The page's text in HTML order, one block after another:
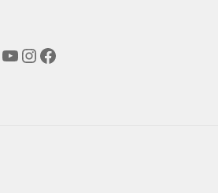
YouTube
Instagram
Facebook